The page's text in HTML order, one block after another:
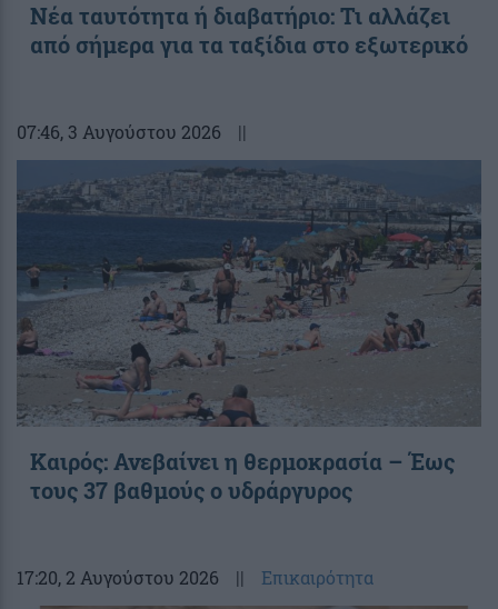
Νέα ταυτότητα ή διαβατήριο: Τι αλλάζει
από σήμερα για τα ταξίδια στο εξωτερικό
07:46, 3 Αυγούστου 2026 ||
Καιρός: Ανεβαίνει η θερμοκρασία – Έως
τους 37 βαθμούς ο υδράργυρος
17:20, 2 Αυγούστου 2026 || Επικαιρότητα